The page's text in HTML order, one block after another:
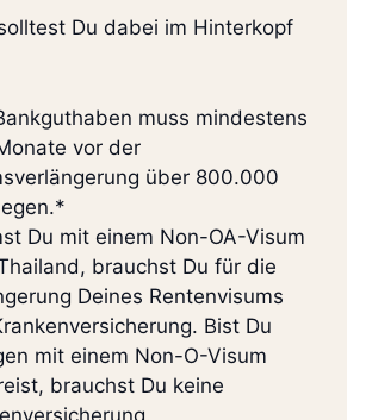
Du dabei im Hinterkopf
muss mindestens
vor der
über 800.000
Du mit einem Non-OA-Visum
brauchst Du für die
Deines Rentenvisums
Bist Du
mit einem Non-O-Visum
brauchst Du keine